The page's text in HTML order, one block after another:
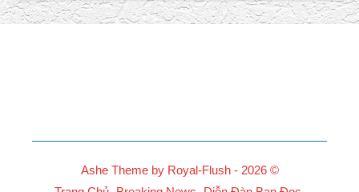
Ashe Theme by Royal-Flush - 2026 ©